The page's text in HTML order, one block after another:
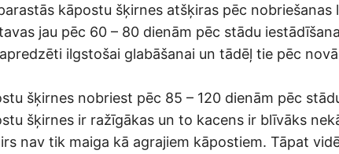
kāpostu šķirnes atšķiras pēc nobriešanas
jau pēc 60 – 80 dienām pēc stādu
ilgstošai glabāšanai un tādēļ tie pēc
šķirnes nobriest pēc 85 – 120 dienām pēc
šķirnes ir ražīgākas un to kacens ir blīvāks
nav tik maiga kā agrajiem kāpostiem. Tāpat